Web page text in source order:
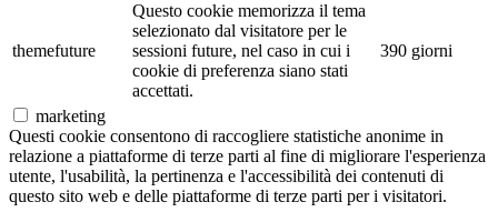
themefuture
Questo cookie memorizza il tema
selezionato dal visitatore per le
sessioni future, nel caso in cui i
cookie di preferenza siano stati
accettati.
390 giorni
marketing
Questi cookie consentono di raccogliere statistiche anonime in
relazione a piattaforme di terze parti al fine di migliorare l'esperienza
utente, l'usabilità, la pertinenza e l'accessibilità dei contenuti di
questo sito web e delle piattaforme di terze parti per i visitatori.